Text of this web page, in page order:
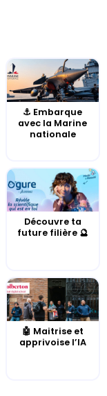
⚓️ Embarque
avec la Marine
nationale
Découvre ta
future filière 🔮
🤖 Maitrise et
apprivoise l’IA